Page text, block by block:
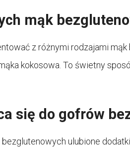
mąk
z różnymi rodzajami mąk
kokosowa. To świetny
się do gofrów
ulubione